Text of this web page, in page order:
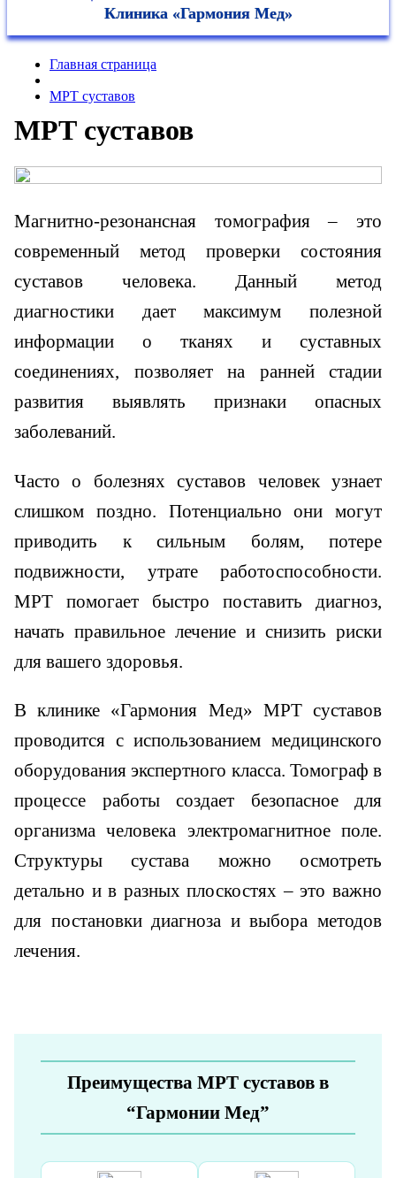
Клиника «Гармония Мед»
Главная страница
МРТ суставов
МРТ суставов
Магнитно-резонансная томография – это
современный метод проверки состояния
суставов человека. Данный метод
диагностики дает максимум полезной
информации о тканях и суставных
соединениях, позволяет на ранней стадии
развития выявлять признаки опасных
заболеваний.
Часто о болезнях суставов человек узнает
слишком поздно. Потенциально они могут
приводить к сильным болям, потере
подвижности, утрате работоспособности.
МРТ помогает быстро поставить диагноз,
начать правильное лечение и снизить риски
для вашего здоровья.
В клинике «Гармония Мед» МРТ суставов
проводится с использованием медицинского
оборудования экспертного класса. Томограф в
процессе работы создает безопасное для
организма человека электромагнитное поле.
Структуры сустава можно осмотреть
детально и в разных плоскостях – это важно
для постановки диагноза и выбора методов
лечения.
Преимущества МРТ суставов в
“Гармонии Мед”